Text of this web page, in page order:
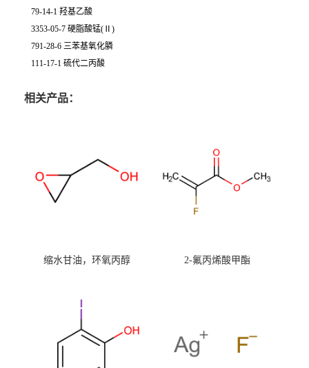
79-14-1 羟基乙酸
3353-05-7 硬脂酸锰(Ⅱ)
791-28-6 三苯基氧化膦
111-17-1 硫代二丙酸
相关产品：
缩水甘油，环氧丙醇 2-氟丙烯酸甲酯